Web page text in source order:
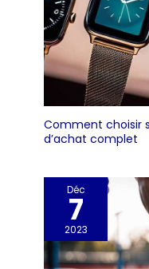
Comment choisir
d’achat complet
Déc
7
2023